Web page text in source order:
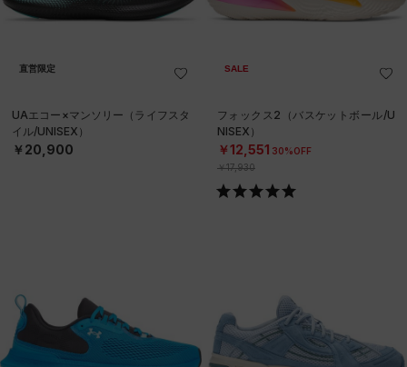
直営限定
UAエコー×マンソリー（ライフスタ
イル/UNISEX）
￥20,900
SALE
フォックス2（バスケットボール/U
NISEX）
￥12,551 30%OFF
￥17,930